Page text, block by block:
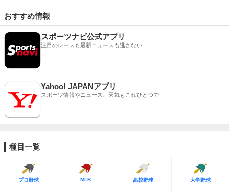
おすすめ情報
スポーツナビ公式アプリ
注目のレースも最新ニュースも逃さない
Yahoo! JAPANアプリ
スポーツ情報やニュース、天気もこれひとつで
種目一覧
プロ野球 MLB 高校野球 大学野球